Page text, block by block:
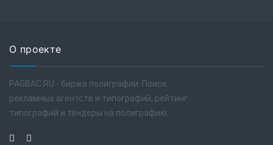
О проекте
PAGBAC.RU - биржа полиграфии. Поиск
рекламных агентств и типографий, рейтинг
типографий и тендеры на полиграфию.